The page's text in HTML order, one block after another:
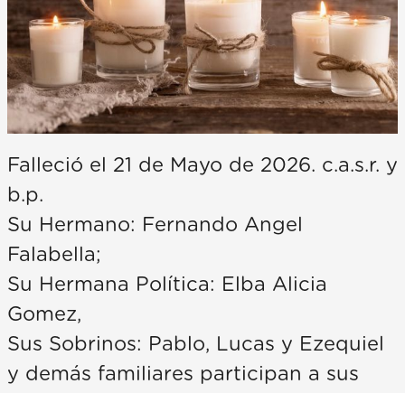
Falleció el 21 de Mayo de 2026. c.a.s.r. y
b.p.
Su Hermano: Fernando Angel
Falabella;
Su Hermana Política: Elba Alicia
Gomez,
Sus Sobrinos: Pablo, Lucas y Ezequiel
y demás familiares participan a sus